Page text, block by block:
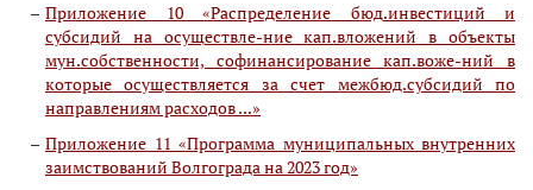
Приложение 10 «Распределение бюд.инвестиций и
субсидий на осуществле-ние кап.вложений в объекты
мун.собственности, софинансирование кап.воже-ний в
которые осуществляется за счет межбюд.субсидий по
направлениям расходов ...»
Приложение 11 «Программа муниципальных внутренних
заимствований Волгограда на 2023 год»